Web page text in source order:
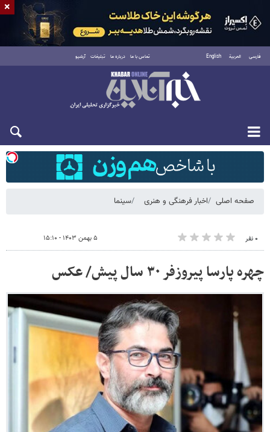
فارسی العربية English تماس با ما درباره ما تبلیغات آرشیو
شنبه ۱۷ مرداد ۱۴۰۵
صفحه اصلی اخبار فرهنگی و هنری سینما
۰ نفر ۵ بهمن ۱۴۰۳ - ۱۵:۱۰
چهره پارسا پیروزفر ۳۰ سال پیش/ عکس
×